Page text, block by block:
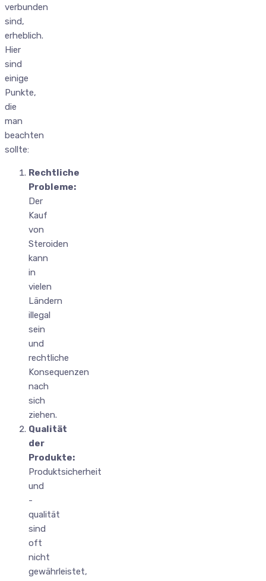
verbunden
sind,
erheblich.
Hier
sind
einige
Punkte,
die
man
beachten
sollte:
Rechtliche
Probleme:
Der
Kauf
von
Steroiden
kann
in
vielen
Ländern
illegal
sein
und
rechtliche
Konsequenzen
nach
sich
ziehen.
Qualität
der
Produkte:
Produktsicherheit
und
-
qualität
sind
oft
nicht
gewährleistet,